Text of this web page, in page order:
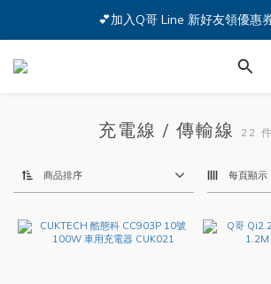
🔥iPhone 17 全系列熱銷中🔥點我
💕加入Q哥 Line 新好友領優惠
🔥iPhone 17 全系列熱銷中🔥點
充電線 / 傳輸線 22
商品排序 每頁顯示